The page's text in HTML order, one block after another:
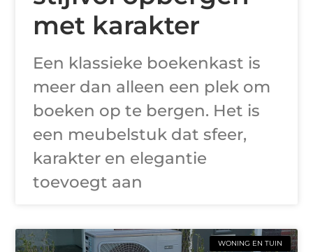
met karakter
Een klassieke boekenkast is
meer dan alleen een plek om
boeken op te bergen. Het is
een meubelstuk dat sfeer,
karakter en elegantie
toevoegt aan
WONING EN TUIN